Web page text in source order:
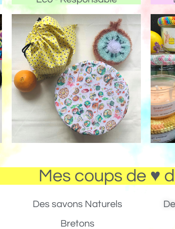
Mes coups de ♥
Des savons Naturels
Bretons